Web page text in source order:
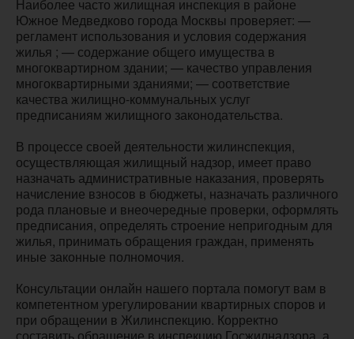
Наиболее часто жилищная инспекция в районе
Южное Медведково города Москвы проверяет: —
регламент использования и условия содержания
жилья ; — содержание общего имущества в
многоквартирном здании; — качество управления
многоквартирными зданиями; — соответствие
качества жилищно-коммунальных услуг
предписаниям жилищного законодательства.
В процессе своей деятельности жилинспекция,
осуществляющая жилищный надзор, имеет право
назначать административные наказания, проверять
начисление взносов в бюджеты, назначать различного
рода плановые и внеочередные проверки, оформлять
предписания, определять строение непригодным для
жилья, принимать обращения граждан, применять
иные законные полномочия.
Консультации онлайн нашего портала помогут вам в
компетентном урегулировании квартирных споров и
при обращении в Жилинспекцию. Корректно